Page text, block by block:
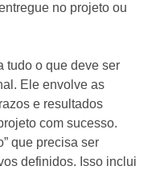
no projeto ou
tudo o que deve ser
Ele envolve as
e resultados
com sucesso.
que precisa ser
definidos. Isso inclui